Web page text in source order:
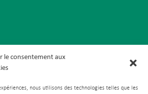
le consentement aux
nous utilisons des technologies telles que les